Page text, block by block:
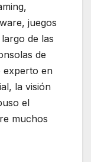
juegos
de las
de
experto en
la visión
el
muchos